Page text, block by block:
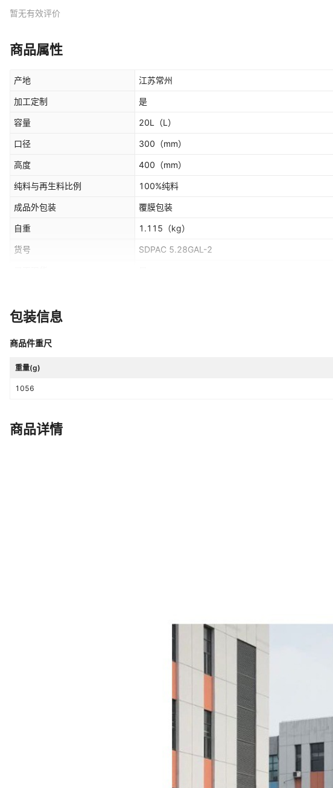
暂无有效评价
商品属性
产地 江苏常州
加工定制 是
容量 20L （L）
口径 300 （mm）
高度 400 （mm）
纯料与再生料比例 100%纯料
成品外包装 覆膜包装
自重 1.115 （kg）
货号 SDPAC 5.28GAL-2
包装信息
商品件重尺
重量(g)
1056
商品详情